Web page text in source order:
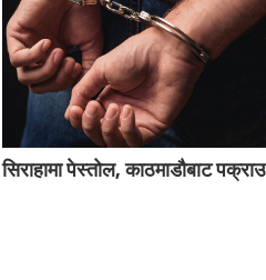
सिराहामा पेस्तोल, काठमाडौबाट पक्राउ